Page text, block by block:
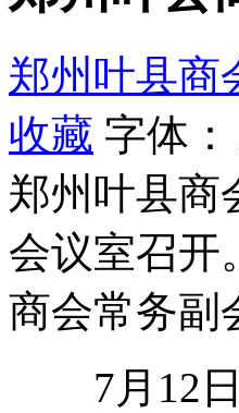
郑州叶县商
收藏 字体：
郑州叶县商
会议室召开
商会常务副
7月12日